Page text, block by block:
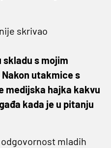
skrivao
skladu s mojim
utakmice s
medijska hajka kakvu
kada je u pitanju
mladih